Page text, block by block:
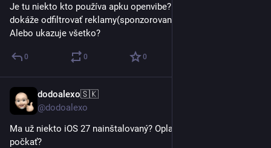
Je tu niekto kto používa apku openvibe? Chcem sa opýtať či
dokáže odfiltrovať reklamy(sponzorované) na socke Threads.
Alebo ukazuje všetko?
0 0 0
dodoalexo🇸🇰
@dodoalexo
Ma už niekto iOS 27 nainštalovaný? Oplatí sa alebo radšej
počkať?